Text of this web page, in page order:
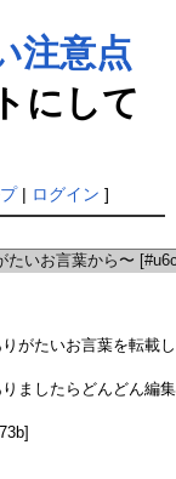
注意点
にして
| ログイン ]